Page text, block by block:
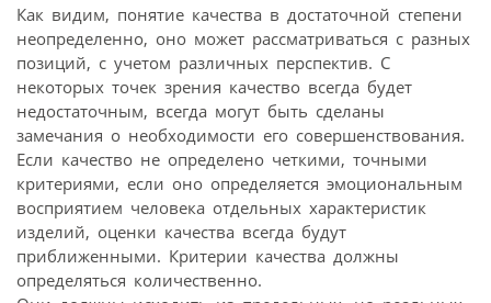
Как видим, понятие качества в достаточной степени
неопределенно, оно может рассматриваться с разных
позиций, с учетом различных перспектив. С
некоторых точек зрения качество всегда будет
недостаточным, всегда могут быть сделаны
замечания о необходимости его совершенствования.
Если качество не определено четкими, точными
критериями, если оно определяется эмоциональным
восприятием человека отдельных характеристик
изделий, оценки качества всегда будут
приближенными. Критерии качества должны
определяться количественно.